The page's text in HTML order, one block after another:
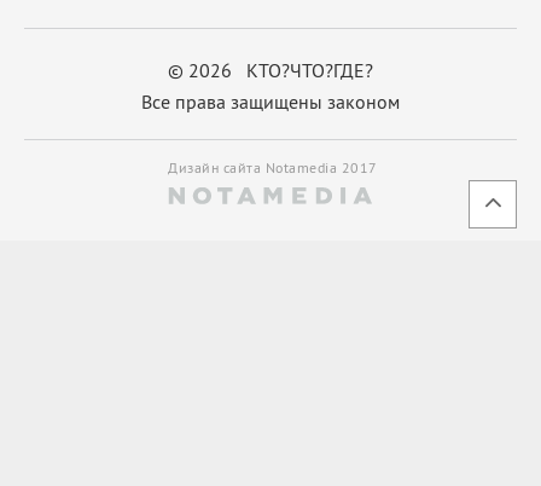
© 2026 КТО?ЧТО?ГДЕ?
Все права защищены законом
Дизайн сайта Notamedia 2017